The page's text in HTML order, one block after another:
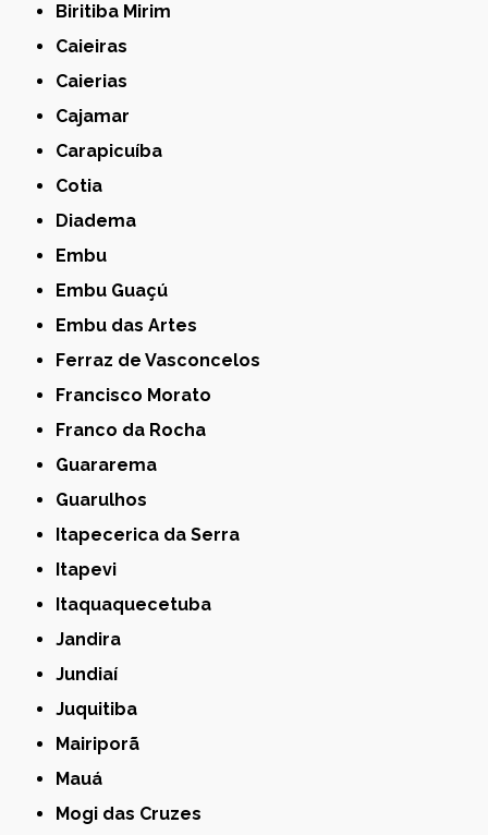
Biritiba Mirim
Caieiras
Caierias
Cajamar
Carapicuíba
Cotia
Diadema
Embu
Embu Guaçú
Embu das Artes
Ferraz de Vasconcelos
Francisco Morato
Franco da Rocha
Guararema
Guarulhos
Itapecerica da Serra
Itapevi
Itaquaquecetuba
Jandira
Jundiaí
Juquitiba
Mairiporã
Mauá
Mogi das Cruzes